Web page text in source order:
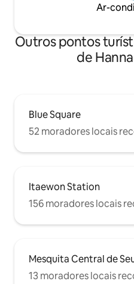
lugar em Seul a partir do
hesitado, até mesmo essa
bem-vinda. Em Buam-dong,
Ar-
Outros pontos
de
Blue Square
52 moradores locais
Itaewon Station
156 moradores locais
Mesquita Central de
13 moradores locais